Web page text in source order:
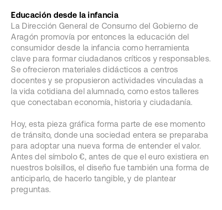
Educación desde la infancia
La Dirección General de Consumo del Gobierno de
Aragón promovía por entonces la educación del
consumidor desde la infancia como herramienta
clave para formar ciudadanos críticos y responsables.
Se ofrecieron materiales didácticos a centros
docentes y se propusieron actividades vinculadas a
la vida cotidiana del alumnado, como estos talleres
que conectaban economía, historia y ciudadanía.
Hoy, esta pieza gráfica forma parte de ese momento
de tránsito, donde una sociedad entera se preparaba
para adoptar una nueva forma de entender el valor.
Antes del símbolo €, antes de que el euro existiera en
nuestros bolsillos, el diseño fue también una forma de
anticiparlo, de hacerlo tangible, y de plantear
preguntas.